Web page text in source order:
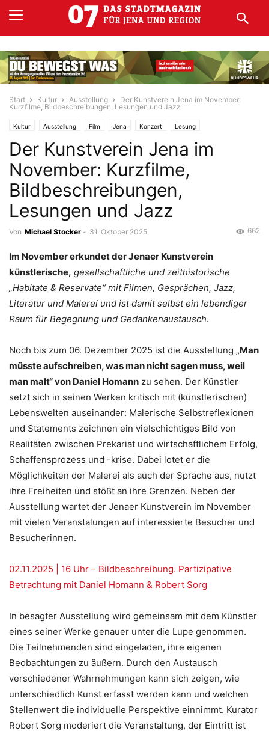
Start Kultur Ausstellung
Der Kunstverein Jena im November:
Kurzfilme, Bildbeschreibungen, Lesungen und Jazz
Kultur Ausstellung Film Jena Konzert Lesung
Der Kunstverein Jena im
November: Kurzfilme,
Bildbeschreibungen,
Lesungen und Jazz
Von Michael Stocker - 31. Oktober 2025 662
Im November erkundet der Jenaer Kunstverein
künstlerische, gesellschaftliche und zeithistorische
„Habitate & Reservate“ mit Filmen, Gesprächen, Jazz,
Literatur und Malerei und ist damit selbst ein lebendiger
Raum für Begegnung und Gedankenaustausch.
Noch bis zum 06. Dezember 2025 ist die Ausstellung „Man
müsste aufschreiben, was man nicht sagen muss, weil
man malt“ von Daniel Homann zu sehen. Der Künstler
setzt sich in seinen Werken kritisch mit (künstlerischen)
Lebenswelten auseinander: Malerische Selbstreflexionen
und Statements zeichnen ein vielschichtiges Bild von
Realitäten zwischen Prekariat und wirtschaftlichem Erfolg,
Schaffensprozess und -krise. Dabei lotet er die
Möglichkeiten der Malerei als auch der Sprache aus, nutzt
ihre Freiheiten und stößt an ihre Grenzen. Neben der
Ausstellung wartet der Jenaer Kunstverein im November
mit vielen Veranstalungen auf interessierte Besucher und
Besucherinnen.
02.11.2025 | 16 Uhr – Bildbeschreibung. Partizipative
Betrachtung mit Daniel Homann & Robert Sorg
In besagter Ausstellung wird gemeinsam mit dem Künstler
eines seiner Werke genauer unter die Lupe genommen.
Die Teilnehmenden sind eingeladen, ihre eigenen
Beobachtungen zu äußern. Durch den Austausch
verschiedener Wahrnehmungen kann sich zeigen, wie
unterschiedlich Kunst erfasst werden kann und welchen
Stellenwert die individuelle Perspektive einnimmt. Kurator
Robert Sorg moderiert die Veranstaltung, der Eintritt ist